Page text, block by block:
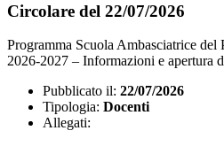
Circolare del 22/07/2026
Programma Scuola Ambasciatrice del
2026-2027 – Informazioni e apertura
Pubblicato il: 22/07/2026
Tipologia: Docenti
Allegati: